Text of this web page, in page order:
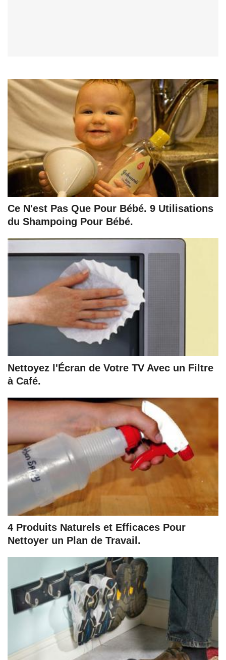
Ce N'est Pas Que Pour Bébé. 9 Utilisations
du Shampoing Pour Bébé.
Nettoyez l'Écran de Votre TV Avec un Filtre
à Café.
4 Produits Naturels et Efficaces Pour
Nettoyer un Plan de Travail.